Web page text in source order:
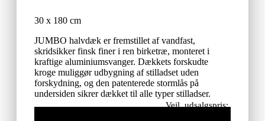
30 x 180 cm
JUMBO halvdæk er fremstillet af vandfast,
skridsikker finsk finer i ren birketræ, monteret i
kraftige aluminiumsvanger. Dækkets forskudte
kroge muliggør udbygning af stilladset uden
forskydning, og den patenterede stormlås på
undersiden sikrer dækket til alle typer stilladser.
Vejl. udsalgspris: